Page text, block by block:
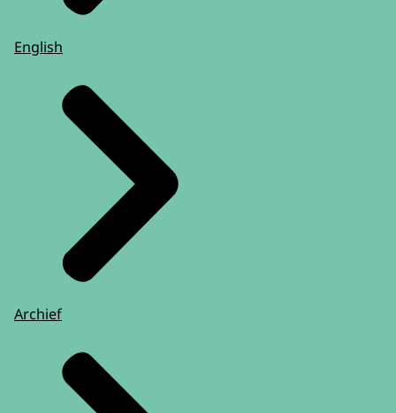
English
Archief